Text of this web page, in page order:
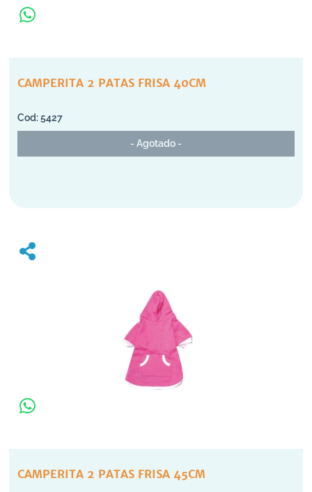
CAMPERITA 2 PATAS FRISA 40CM
5427
- Agotado -
CAMPERITA 2 PATAS FRISA 45CM